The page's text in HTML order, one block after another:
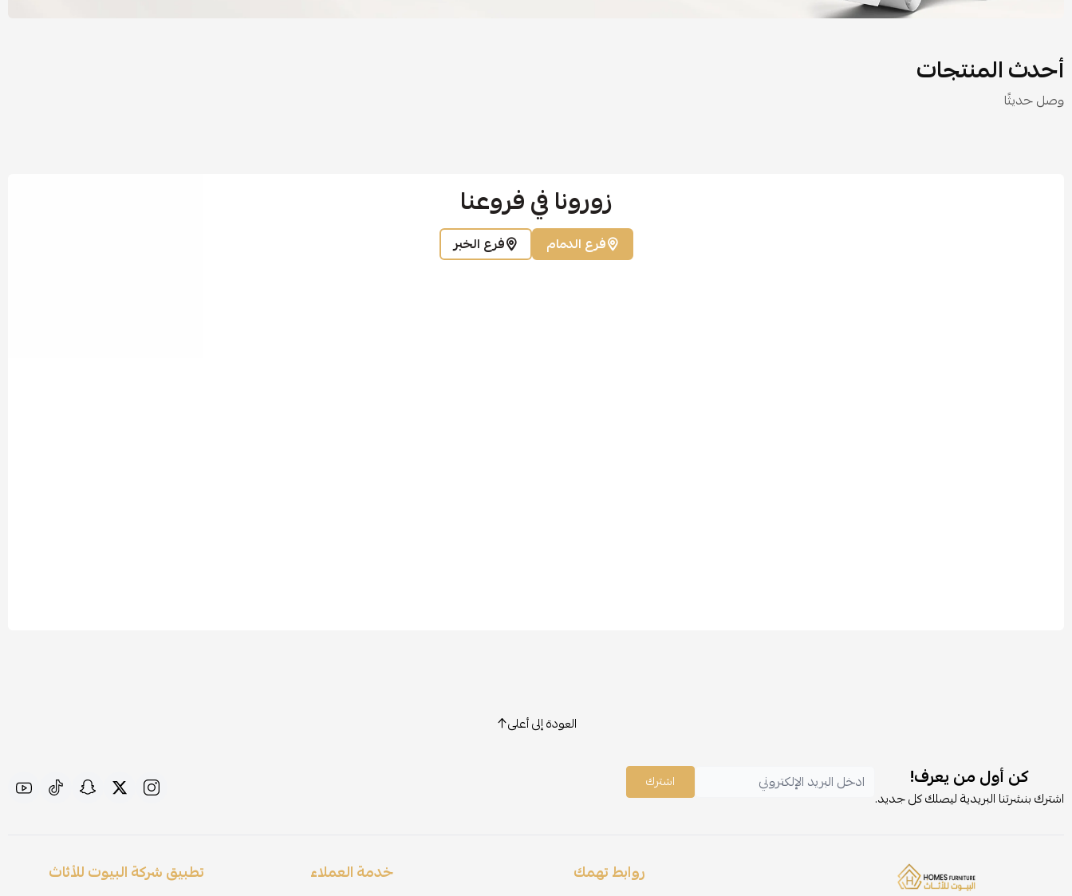
أحدث المنتجات
وصل حديثًا
زورونا في فروعنا
فرع الدمام فرع الخبر
العودة إلى أعلى
كن أول من يعرف!
اشترك بنشرتنا البريدية ليصلك كل جديد.
اشترك
روابط تهمك خدمة العملاء تطبيق شركة البيوت للأثاث